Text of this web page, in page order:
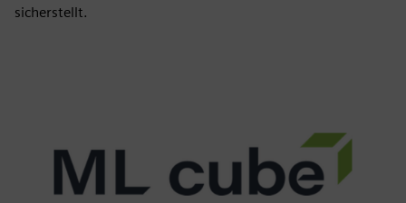
sicherstellt.